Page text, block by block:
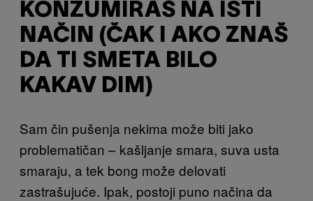
KONZUMIRAŠ NA ISTI
NAČIN (ČAK I AKO ZNAŠ
DA TI SMETA BILO
KAKAV DIM)
Sam čin pušenja nekima može biti jako
problematičan – kašljanje smara, suva usta
smaraju, a tek bong može delovati
zastrašujuće. Ipak, postoji puno načina da